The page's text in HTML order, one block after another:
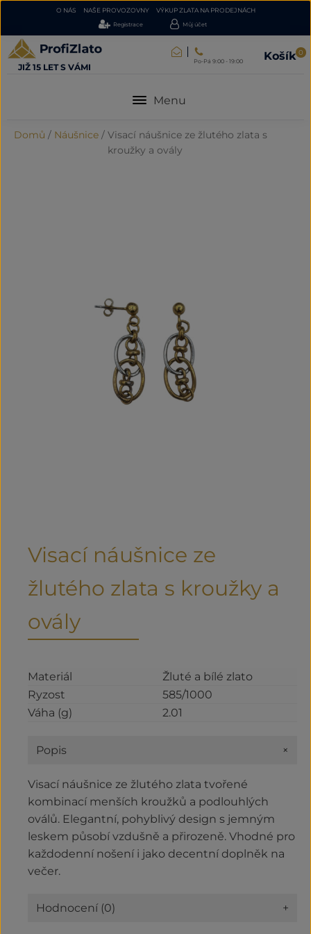
O NÁS NAŠE PROVOZOVNY VÝKUP ZLATA NA PRODEJNÁCH
Registrace Můj účet
JIŽ 15 LET S VÁMI
Po-Pá 9:00 - 19:00 Košík 0
Menu
Domů / Náušnice / Visací náušnice ze žlutého zlata s
kroužky a ovály
Visací náušnice ze
žlutého zlata s kroužky a
ovály
Materiál
Žluté a bílé zlato
Ryzost
585/1000
Váha (g)
2.01
Popis +
Visací náušnice ze žlutého zlata tvořené
kombinací menších kroužků a podlouhlých
oválů. Elegantní, pohyblivý design s jemným
leskem působí vzdušně a přirozeně. Vhodné pro
každodenní nošení i jako decentní doplněk na
večer.
Hodnocení (0) +